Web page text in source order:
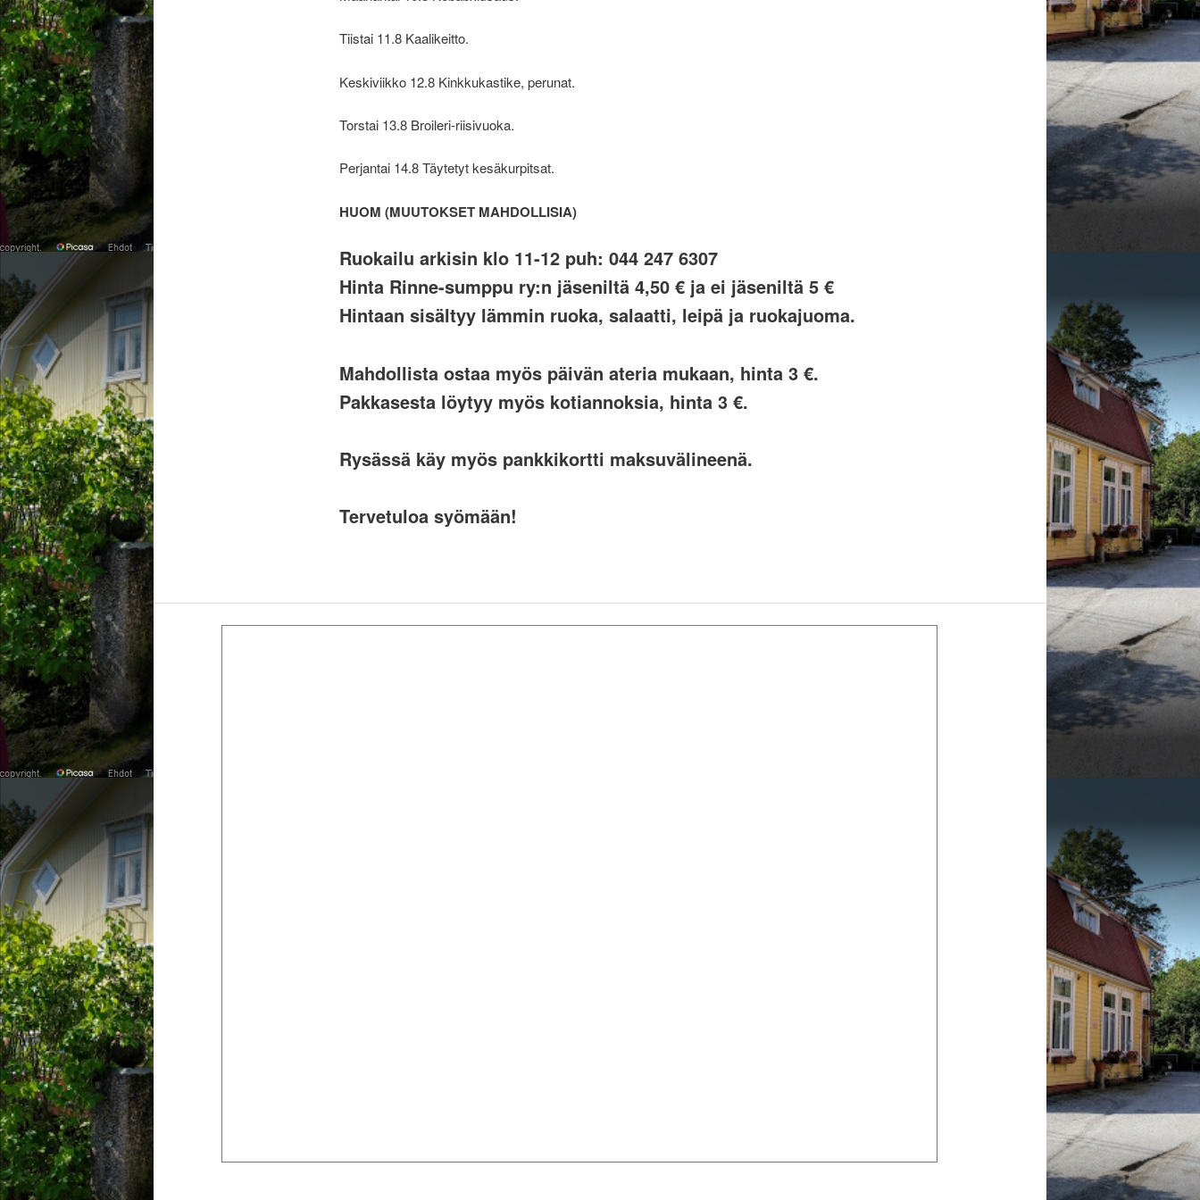
Tiistai 11.8 Kaalikeitto.
Keskiviikko 12.8 Kinkkukastike, perunat.
Torstai 13.8 Broileri-riisivuoka.
Perjantai 14.8 Täytetyt kesäkurpitsat.
HUOM (MUUTOKSET MAHDOLLISIA)
Ruokailu arkisin klo 11-12 puh: 044 247 6307
Hinta Rinne-sumppu ry:n jäseniltä 4,50 € ja ei jäseniltä 5 €
Hintaan sisältyy lämmin ruoka, salaatti, leipä ja ruokajuoma.
Mahdollista ostaa myös päivän ateria mukaan, hinta 3 €.
Pakkasesta löytyy myös kotiannoksia, hinta 3 €.
Rysässä käy myös pankkikortti maksuvälineenä.
Tervetuloa syömään!